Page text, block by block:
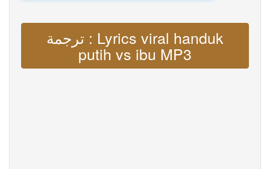
ترجمة : Lyrics viral handuk
putih vs ibu MP3